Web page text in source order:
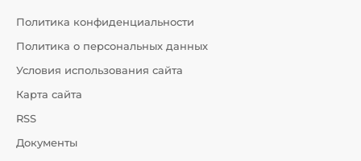
Политика конфиденциальности
Политика о персональных данных
Условия использования сайта
Карта сайта
RSS
Документы